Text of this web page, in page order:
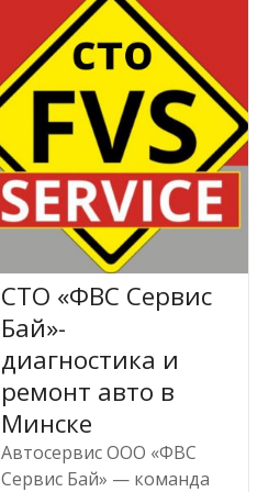
СТО «ФВС Сервис
Бай»-
диагностика и
ремонт авто в
Минске
Автосервис ООО «ФВС
Сервис Бай» — команда